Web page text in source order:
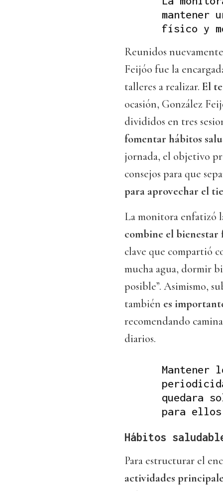
mantener
físico y
Reunidos
Feijóo fue la
talleres a realizar. El
ocasión, González
divididos en tres
fomentar hábitos
jornada, el objetivo
consejos para que
para aprovechar el
La monitora enfatizó
combine el bienestar
clave que compartió
mucha agua, dormir
posible”. Asimismo,
también es
recomendando
diarios.
quedara
para ellos
Hábitos
Para estructurar el
actividades